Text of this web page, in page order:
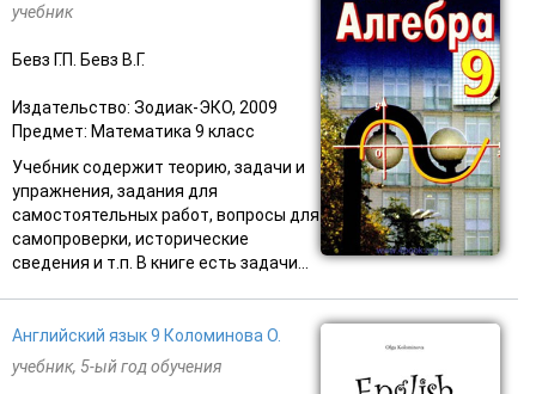
учебник
Бевз Г.П. Бевз В.Г.
Издательство: Зодиак-ЭКО, 2009
Предмет: Математика 9 класс
Учебник содержит теорию, задачи и
упражнения, задания для
самостоятельных работ, вопросы для
самопроверки, исторические
сведения и т.п. В книге есть задачи...
Английский язык 9 Коломинова О.
учебник, 5-ый год обучения